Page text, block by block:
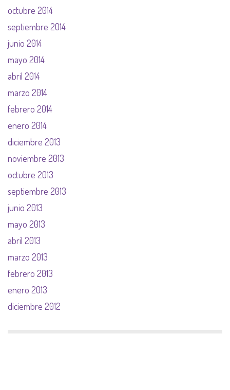
octubre 2014
septiembre 2014
junio 2014
mayo 2014
abril 2014
marzo 2014
febrero 2014
enero 2014
diciembre 2013
noviembre 2013
octubre 2013
septiembre 2013
junio 2013
mayo 2013
abril 2013
marzo 2013
febrero 2013
enero 2013
diciembre 2012